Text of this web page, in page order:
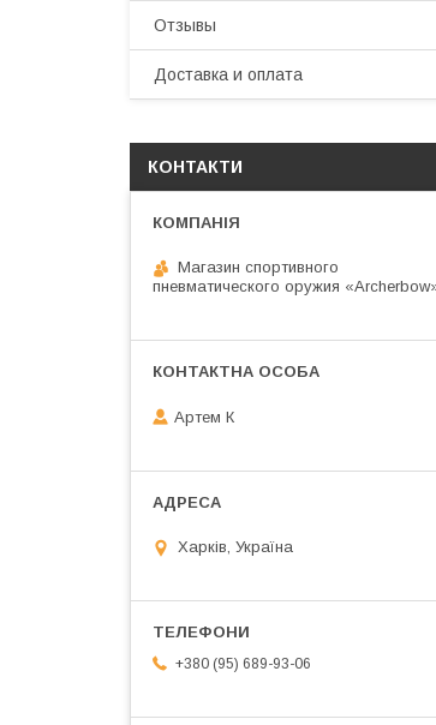
Отзывы
Доставка и оплата
КОНТАКТИ
Магазин спортивного
пневматического оружия
Артем К
Харків, Україна
+380 (95) 689-93-06